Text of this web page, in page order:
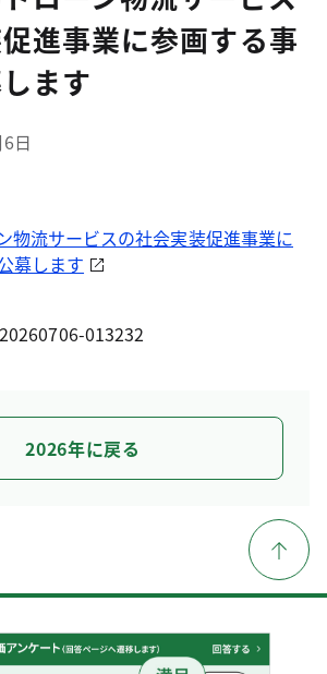
進事業に参画する事
ます
日
物流サービスの社会実装促進事業に
募します
013232
2026年に戻る